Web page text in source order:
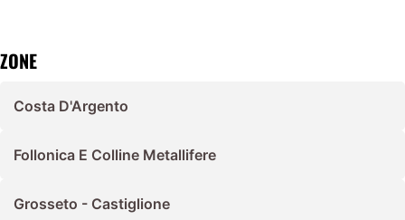
ZONE
Costa D'Argento
Follonica E Colline Metallifere
Grosseto - Castiglione